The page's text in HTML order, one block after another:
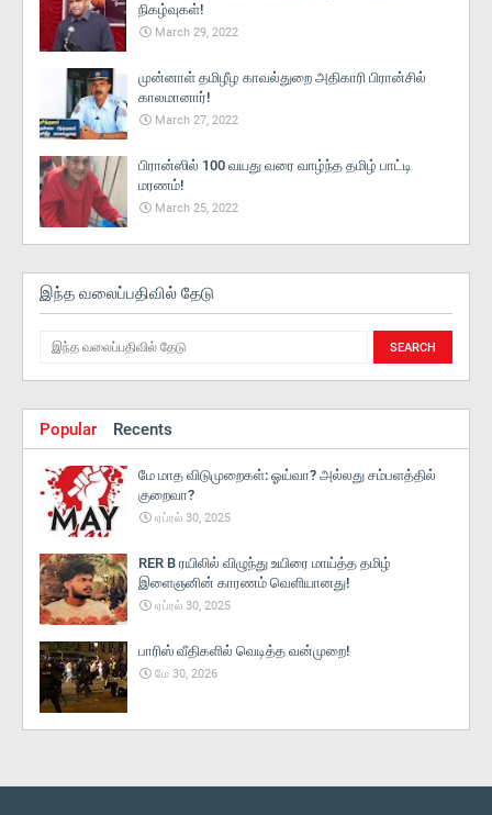
நிகழ்வுகள்!
March 29, 2022
முன்னாள் தமிழீழ காவல்துறை அதிகாரி பிரான்சில்
காலமானார்!
March 27, 2022
பிரான்ஸில் 100 வயது வரை வாழ்ந்த தமிழ் பாட்டி
மரணம்!
March 25, 2022
இந்த வலைப்பதிவில் தேடு
Popular Recents
மே மாத விடுமுறைகள்: ஓய்வா? அல்லது சம்பளத்தில்
குறைவா?
ஏப்ரல் 30, 2025
RER B ரயிலில் விழுந்து உயிரை மாய்த்த தமிழ்
இளைஞனின் காரணம் வெளியானது!
ஏப்ரல் 30, 2025
பாரிஸ் வீதிகளில் வெடித்த வன்முறை!
மே 30, 2026